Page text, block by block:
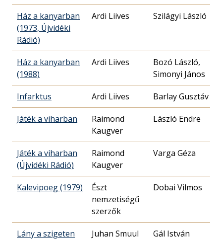
Ház a kanyarban
(1973, Újvidéki
Rádió)
Ardi Liives Szilágyi László
Ház a kanyarban
(1988)
Ardi Liives
Bozó László,
Simonyi János
Infarktus Ardi Liives Barlay Gusztáv
Játék a viharban
Raimond
Kaugver
László Endre
Játék a viharban
(Újvidéki Rádió)
Raimond
Kaugver
Varga Géza
Kalevipoeg (1979)
Észt
nemzetiségű
szerzők
Dobai Vilmos
Lány a szigeten Juhan Smuul Gál István